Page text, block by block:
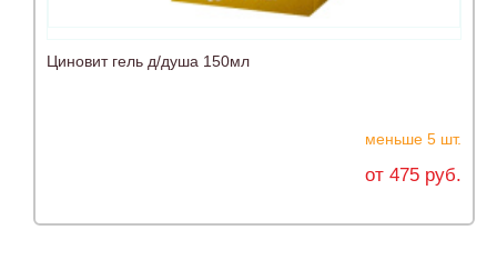
Циновит гель д/душа 150мл
меньше 5 шт.
от 475 руб.